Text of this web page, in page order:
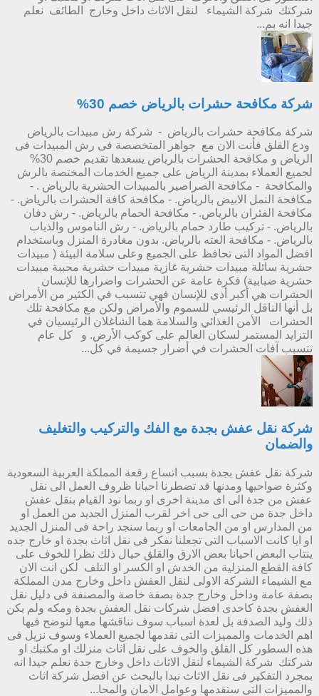
شركتك شركة الشيماء لنقل الاثاث داخل وخارج الطائف نعلم
جيدا انه بم...
شركة مكافحة حشرات بالرياض خصم 30%
شركة مكافحة حشرات بالرياض - شركة رش مبيدات بالرياض
ودع القلق فأنت الان مع جواهر المتخصصة فى رش المبيدات فى
الرياض و مكافحة الحشرات بالرياض يسعدها تقديم خصم 30%
لجميع العملاء بمدينة الرياض على جميع الخدمات المختصة بالرش
والمكافحة - مكافحة الصراصير بالمبيدات الحشرية بالرياض . -
مكافحة النمل الابيض بالرياض. - مكافحة كافة الحشرات بالرياض. -
مكافحة الفئران بالرياض. - مكافحة الحمام بالرياض. - رش دفان
بالرياض. - تركيب طارد حمام بالرياض. - رش الناموس والذباب
بالرياض. - مكافحة العته بالرياض. بدون مغادرة المنزل وباستخدام
افضل المواد التى تحافظ على الجميع وعلى سلامة البيئة ( مبيدات
حشرية سائلة مبيدات حشرية غازية مبيدات حشرية محببة مبيدات
حشرية ضبابية) فكرة عامة عن الحشرات واضرارها للإنسان
الحشرات هي أكبر أذى للإنسان فهي تتسبب في الكثير من الأمراض
بل أنها الناقل الرئيسي للسموم والأمراض ولكن مع مكافحة تلك
الحشرات الأمن الغذائي والسلامة هما الشاغلان الرئيسيان في
التزايد المستمر لسكان العالم على كوكب الأرض. و كل عام
تتسبب آفات الحشرات في أضرار جسيمة في كل...
شركة نقل عفش بجدة مع الفك والتركيب والتغليف
والضمان
شركة نقل عفش بجدة بسبب اتساع رقعة المملكة العربية السعودية
وكثرة ضواحيها ومدنها قد تضطرنا احيانا ظروف العمل الى نقل
عفش من جدة الى اى مدينة اخرى او ربما نود القيام بنقل عفش
داخل جدة من حى الى حى اخر لقرب المنزل الجديد من العمل او
من المدارس او من الجامعات او ربما سنجد راحة فى المنزل الجديد
او ايا كانت الاسباب التى تجعلنا نفكر فى نقل اثاث بجدة او خارج جده
ينتاب البعض احيانا بعض الارق والقلق حيال ذلك نظرا للخوف على
كافة القطع المنزلية من الخدش او الكسر او التلف لكن انت الان
مع الشيماء الشركة الاولى لنقل العفش داخل وخارج مدن المملكة
بصفة عامة وداخل وخارج جدة بصفة خاصة والمصنفة فى دليل نقل
العفش بجدة كاحدى افضل شركات نقل العفش بجدة ومكه ولم يكن
ذلك وليد الصدفة بل لعدة اسباب سوف نناقشها معها لنوضح فيها
اهم الخدمات والمميزات التى نقدمها لجميع العملاء وسوف نزيل فى
هذه السطور كل القلق والخوف على نقل اثاث منزلك او مكتبك او
شركتك شركة الشيماء لنقل الاثاث داخل وخارج جدة نعلم جيدا انه
بمجرد التفكير فى نقل الاثاث نبدا بالبحث عن افضل شركة اثاث
والمميزات التى ستقدمها وعوامل الامان والمحا...